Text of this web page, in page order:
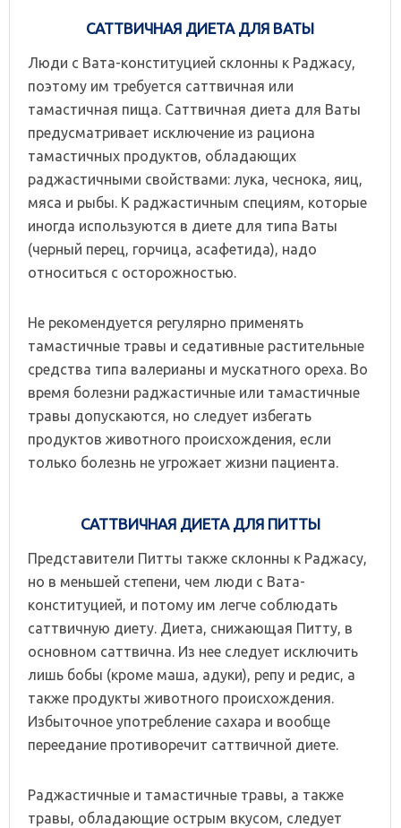
САТТВИЧНАЯ ДИЕТА ДЛЯ ВАТЫ
Люди с Вата-конституцией склонны к Раджасу,
поэтому им требуется саттвичная или
тамастичная пища. Саттвичная диета для Ваты
предусматривает исключение из рациона
тамастичных продуктов, обладающих
раджастичными свойствами: лука, чеснока, яиц,
мяса и рыбы. К раджастичным специям, которые
иногда используются в диете для типа Ваты
(черный перец, горчица, асафетида), надо
относиться с осторожностью.
Не рекомендуется регулярно применять
тамастичные травы и седативные растительные
средства типа валерианы и мускатного ореха. Во
время болезни раджастичные или тамастичные
травы допускаются, но следует избегать
продуктов животного происхождения, если
только болезнь не угрожает жизни пациента.
САТТВИЧНАЯ ДИЕТА ДЛЯ ПИТТЫ
Представители Питты также склонны к Раджасу,
но в меньшей степени, чем люди с Вата-
конституцией, и потому им легче соблюдать
саттвичную диету. Диета, снижающая Питту, в
основном саттвична. Из нее следует исключить
лишь бобы (кроме маша, адуки), репу и редис, а
также продукты животного происхождения.
Избыточное употребление сахара и вообще
переедание противоречит саттвичной диете.
Раджастичные и тамастичные травы, а также
травы, обладающие острым вкусом, следует